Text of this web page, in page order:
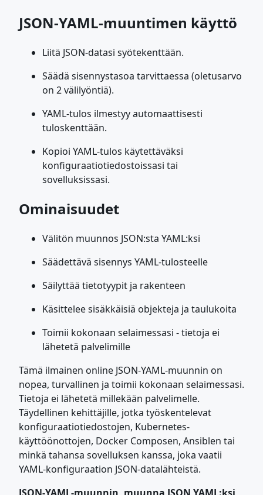
JSON-YAML-muuntimen käyttö
Liitä JSON-datasi syötekenttään.
Säädä sisennystasoa tarvittaessa (oletusarvo
on 2 välilyöntiä).
YAML-tulos ilmestyy automaattisesti
tuloskenttään.
Kopioi YAML-tulos käytettäväksi
konfiguraatiotiedostoissasi tai
sovelluksissasi.
Ominaisuudet
Välitön muunnos JSON:sta YAML:ksi
Säädettävä sisennys YAML-tulosteelle
Säilyttää tietotyypit ja rakenteen
Käsittelee sisäkkäisiä objekteja ja taulukoita
Toimii kokonaan selaimessasi - tietoja ei
lähetetä palvelimille
Tämä ilmainen online JSON-YAML-muunnin on
nopea, turvallinen ja toimii kokonaan selaimessasi.
Tietoja ei lähetetä millekään palvelimelle.
Täydellinen kehittäjille, jotka työskentelevat
konfiguraatiotiedostojen, Kubernetes-
käyttöönottojen, Docker Composen, Ansiblen tai
minkä tahansa sovelluksen kanssa, joka vaatii
YAML-konfiguraation JSON-datalähteistä.